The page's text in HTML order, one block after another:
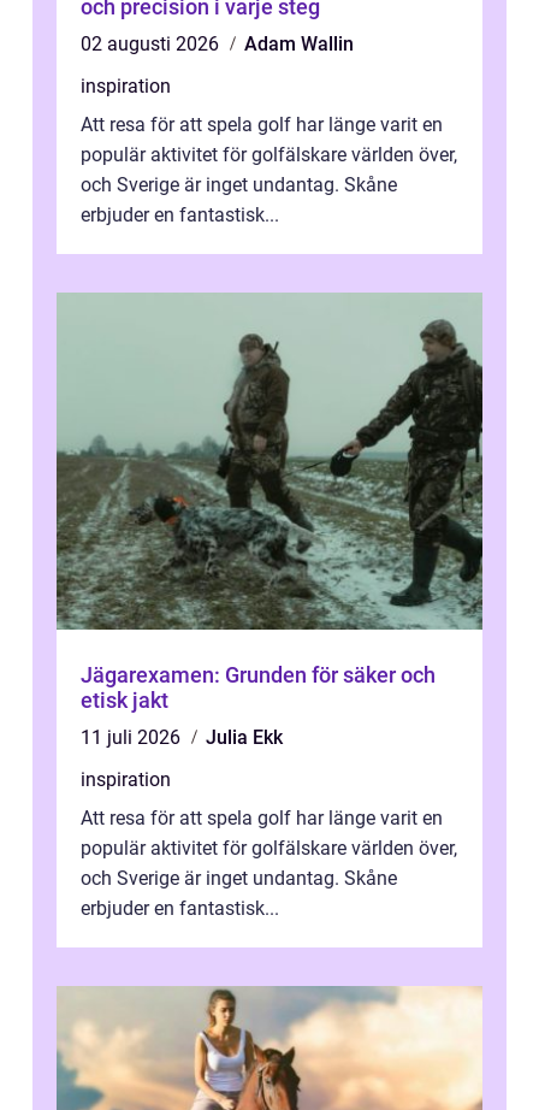
och precision i varje steg
02 augusti 2026
Adam Wallin
inspiration
Att resa för att spela golf har länge varit en
populär aktivitet för golfälskare världen över,
och Sverige är inget undantag. Skåne
erbjuder en fantastisk...
Jägarexamen: Grunden för säker och
etisk jakt
11 juli 2026
Julia Ekk
inspiration
Att resa för att spela golf har länge varit en
populär aktivitet för golfälskare världen över,
och Sverige är inget undantag. Skåne
erbjuder en fantastisk...